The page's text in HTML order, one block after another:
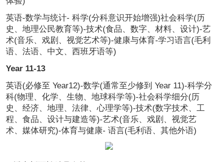
英语-数学与统计- 科学(分科意识开始增强)社会科学(历
史、地理公民教育等)-技术(食品、数字、材料、设计)-艺
术(音乐、戏剧、视觉艺术等)-健康与体育-学习语言(毛利
语、法语、中文、西班牙语等)
Year 11-13
英语(必修至 Year12)-数学(通常至少修到 Year 11)-科学分
科(物理、化学、生物、地球科学等)-社会科学细分(历
史、经济、地理、法律、心理学等)-技术(数字技术、工
程、食品、设计与建造等)-艺术(音乐、戏剧、视觉艺
术、媒体研究)-体育与健康- 语言(毛利语、其他外语)